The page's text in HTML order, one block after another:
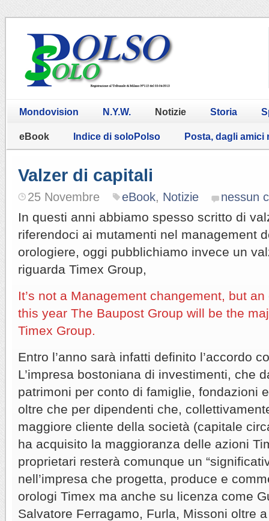
Mondovision N.Y.W. Notizie Storia
eBook Indice di soloPolso Posta, dagli amici
Valzer di capitali
25 Novembre eBook, Notizie nessun
In questi anni abbiamo spesso scritto di
riferendoci ai mutamenti nel management
orologiere, oggi pubblichiamo invece un
riguarda Timex Group,
It’s not a Management changement, but
this year The Baupost Group will be the
Timex Group.
Entro l’anno sarà infatti definito l’accordo
L’impresa bostoniana di investimenti, che
patrimoni per conto di famiglie, fondazioni
oltre che per dipendenti che,
maggiore cliente della società (capitale
ha acquisito la maggioranza delle azioni
proprietari resterà comunque un
nell’impresa che progetta, produce e
orologi Timex ma anche su licenza come
Salvatore Ferragamo, Furla, Missoni oltre